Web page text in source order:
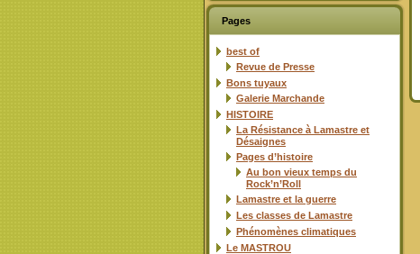
Pages
best of
Revue de Presse
Bons tuyaux
Galerie Marchande
HISTOIRE
La Résistance à Lamastre et
Désaignes
Pages d’histoire
Au bon vieux temps du
Rock’n’Roll
Lamastre et la guerre
Les classes de Lamastre
Phénomènes climatiques
Le MASTROU